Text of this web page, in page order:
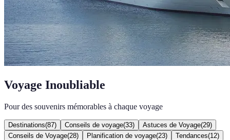
Voyage Inoubliable
Pour des souvenirs mémorables à chaque voyage
Destinations(87) Conseils de voyage(33) Astuces de Voyage(29)
Conseils de Voyage(28) Planification de voyage(23) Tendances(12)